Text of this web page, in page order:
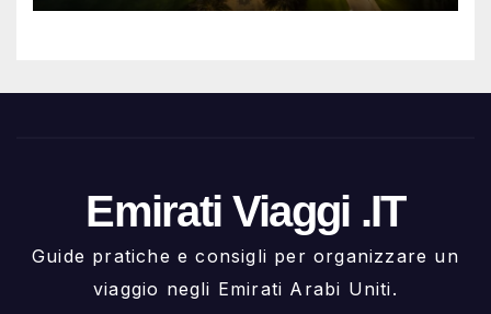
Emirati Viaggi .IT
Guide pratiche e consigli per organizzare un
viaggio negli Emirati Arabi Uniti.